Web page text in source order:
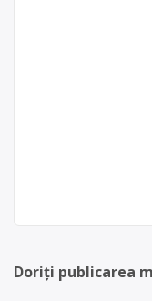
Doriți publicarea